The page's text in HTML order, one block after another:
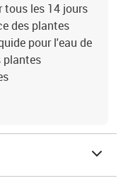
tous les 14 jours
des plantes
pour l'eau de
plantes